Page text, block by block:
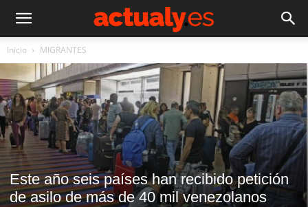
Inicio MIGRANTES
Este año seis países han recibido petición
de asilo de más de 40 mil venezolanos